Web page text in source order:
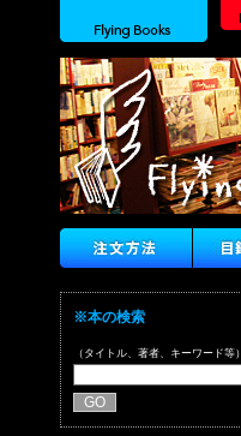
※本の検索
（タイトル、著者、キーワード等）